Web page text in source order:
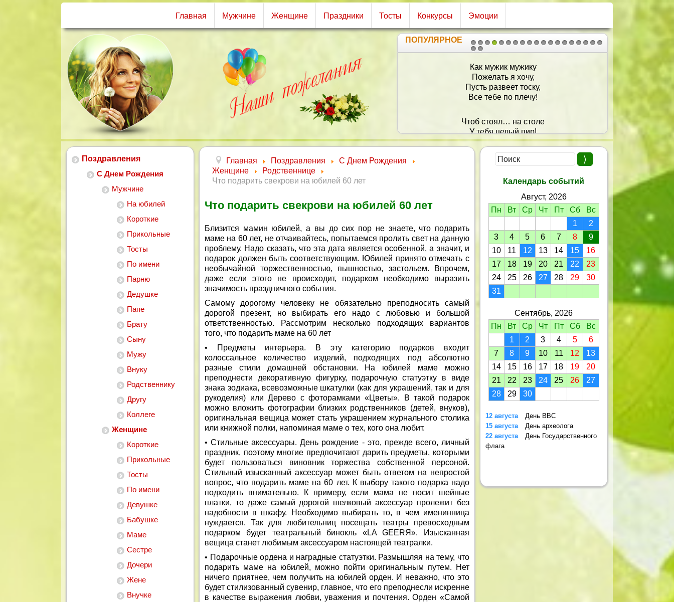
Главная Мужчине Женщине Праздники Тосты Конкурсы Эмоции
1 2
2021
ПОПУЛЯРНОЕ
Как мужик мужику
Пожелать я хочу,
Пусть развеет тоску,
Все тебе по плечу!
Чтоб стоял… на столе
У тебя целый пир!
Чтобы все, что хотел,
В жизни ты получил!
Поздравления
С Днем Рождения
Мужчине
На юбилей
Короткие
Прикольные
Тосты
По имени
Парню
Дедушке
Папе
Брату
Сыну
Мужу
Внуку
Родственнику
Другу
Коллеге
Женщине
Короткие
Прикольные
Тосты
По имени
Девушке
Бабушке
Маме
Сестре
Дочери
Жене
Внучке
Главная Поздравления
С Днем Рождения
Женщине
Родственнице
Что подарить свекрови на юбилей 60 лет
Что подарить свекрови на юбилей 60 лет
Близится мамин юбилей, а вы до сих пор не знаете, что подарить
маме на 60 лет, не отчаивайтесь, попытаемся пролить свет на данную
проблему. Надо сказать, что эта дата является особенной, а значит, и
подарок должен быть соответствующим. Юбилей принято отмечать с
необычайной торжественностью, пышностью, застольем. Впрочем,
даже если этого не происходит, подарком необходимо выразить
значимость праздничного события.
Самому дорогому человеку не обязательно преподносить самый
дорогой презент, но выбирать его надо с любовью и большой
ответственностью. Рассмотрим несколько подходящих вариантов
того, что подарить маме на 60 лет
• Предметы интерьера. В эту категорию подарков входит
колоссальное количество изделий, подходящих под абсолютно
разные стили домашней обстановки. На юбилей маме можно
преподнести декоративную фигурку, подарочную статуэтку в виде
знака зодиака, всевозможные шкатулки (как для украшений, так и для
рукоделия) или Дерево с фоторамками «Цветы». В такой подарок
можно вложить фотографии близких родственников (детей, внуков),
оригинальная вещица может стать украшением журнального столика
или книжной полки, напоминая маме о тех, кого она любит.
• Стильные аксессуары. День рождение - это, прежде всего, личный
праздник, поэтому многие предпочитают дарить предметы, которыми
будет пользоваться виновник торжества собственной персоной.
Стильный изысканный аксессуар может быть ответом на непростой
вопрос, что подарить маме на 60 лет. К выбору такого подарка надо
подходить внимательно. К примеру, если мама не носит шейные
платки, то даже самый дорогой шелковый аксессуар пролежит без
надобности в шкафу. Необходимо выбирать то, в чем именинница
нуждается. Так для любительниц посещать театры превосходным
подарком будет театральный бинокль «LA GEERЯ». Изысканная
вещица станет любимым аксессуаром настоящей театралки.
• Подарочные ордена и наградные статуэтки. Размышляя на тему, что
подарить маме на юбилей, можно пойти оригинальным путем. Нет
ничего приятнее, чем получить на юбилей орден. И неважно, что это
будет стилизованный сувенир, главное, что его преподнесли искренне
в качестве выражения любви, уважения и почтения. Орден «Самой
Календарь событий
Август, 2026
Пн
Вт Ср Чт Пт Сб
Вс
1
2
3
4 5 6 7 8
9
10
11 12 13 14 15
16
17
18 19 20 21 22
23
24
25 26 27 28 29
30
31
Сентябрь, 2026
Пн
Вт Ср Чт Пт Сб
Вс
1
2 3 4 5
6
7
8 9 10 11 12
13
14
15 16 17 18 19
20
21
22 23 24 25 26
27
28
29 30
12 августа
День ВВС
15 августа
День археолога
22 августа
День Государственного
флага